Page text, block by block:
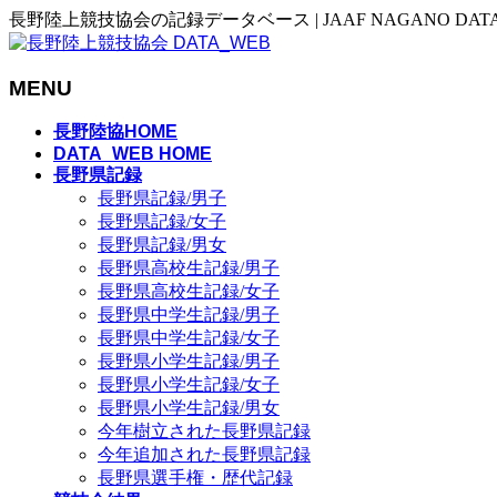
長野陸上競技協会の記録データベース | JAAF NAGANO
MENU
長野陸協HOME
DATA_WEB HOME
長野県記録
長野県記録/男子
長野県記録/女子
長野県記録/男女
長野県高校生記録/男子
長野県高校生記録/女子
長野県中学生記録/男子
長野県中学生記録/女子
長野県小学生記録/男子
長野県小学生記録/女子
長野県小学生記録/男女
今年樹立された長野県記録
今年追加された長野県記録
長野県選手権・歴代記録